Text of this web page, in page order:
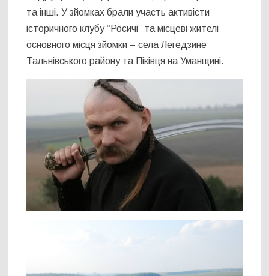
та інші. У зйомках брали участь активісти
історичного клубу “Росичі” та місцеві жителі
основного місця зйомки – села Легедзине
Тальнівського району та Піківця на Уманщині.